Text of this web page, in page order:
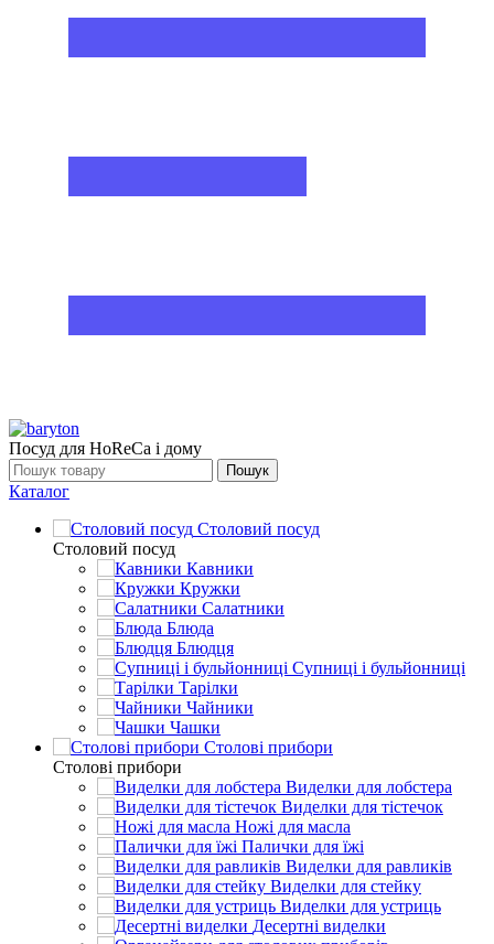
Посуд для HoReCa і дому
Пошук
Каталог
Столовий посуд
Столовий посуд
Кавники
Кружки
Салатники
Блюда
Блюдця
Супниці і бульйонниці
Тарілки
Чайники
Чашки
Столові прибори
Столові прибори
Виделки для лобстера
Виделки для тістечок
Ножі для масла
Палички для їжі
Виделки для равликів
Виделки для стейку
Виделки для устриць
Десертні виделки